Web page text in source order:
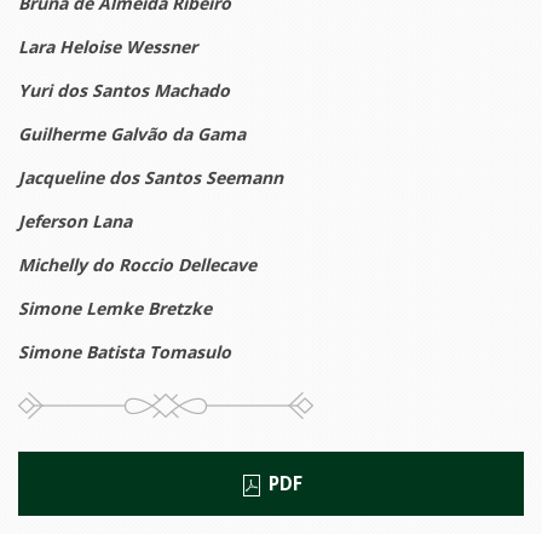
Lara Heloise Wessner
Yuri dos Santos Machado
Guilherme Galvão da Gama
Jacqueline dos Santos Seemann
Jeferson Lana
Michelly do Roccio Dellecave
Simone Lemke Bretzke
Simone Batista Tomasulo
PDF